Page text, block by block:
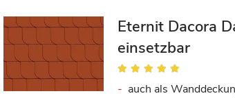
Eternit Dacora
einsetzbar
Bewertung:
auch als